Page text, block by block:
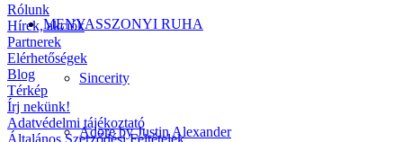
MENYASSZONYI RUHA
Sincerity
Adore by Justin Alexander
Rólunk
Hírek, akciók
Partnerek
Elérhetőségek
Blog
Térkép
Írj nekünk!
Adatvédelmi tájékoztató
Általános Szerződési Feltételek